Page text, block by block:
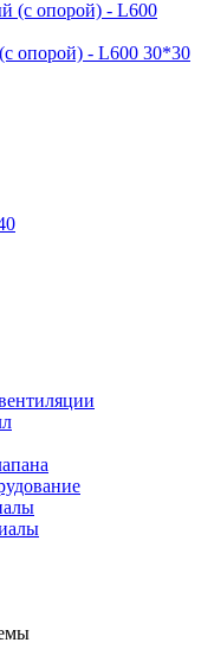
опорой) - L600 30*30